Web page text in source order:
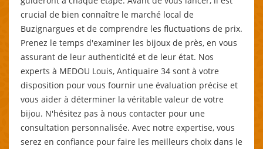
crucial de bien connaître le marché local de
Buzignargues et de comprendre les fluctuations de prix.
Prenez le temps d'examiner les bijoux de près, en vous
assurant de leur authenticité et de leur état. Nos
experts à MEDOU Louis, Antiquaire 34 sont à votre
disposition pour vous fournir une évaluation précise et
vous aider à déterminer la véritable valeur de votre
bijou. N'hésitez pas à nous contacter pour une
consultation personnalisée. Avec notre expertise, vous
serez en confiance pour faire les meilleurs choix dans le